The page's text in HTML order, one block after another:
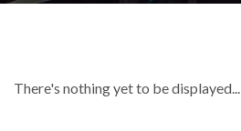
There's nothing yet to be displayed...